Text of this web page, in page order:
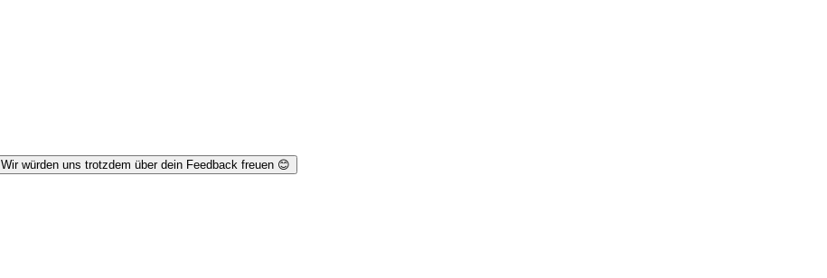
Wir würden uns trotzdem über dein Feedback freuen 😊